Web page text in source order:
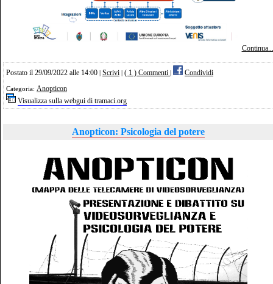
Continua...
Postato il 29/09/2022 alle 14:00 Scrivi ( 1 ) Commenti Condividi
Categoria: Anopticon
Visualizza sulla webgui di tramaci.org
Anopticon: Psicologia del potere